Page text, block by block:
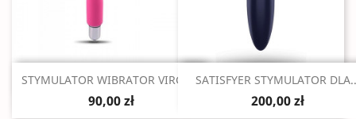
Szybki podgląd
STYMULATOR WIBRATOR VIRGO...
90,00 zł
Szybki podgląd
SATISFYER STYMULATOR
200,00 zł